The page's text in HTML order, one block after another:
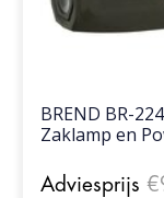
BREND BR-
Zaklamp en
Adviesprijs